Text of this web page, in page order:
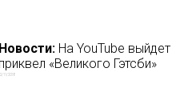
Новости: На YouTube выйдет
приквел «Великого Гэтсби»
22/11/2018